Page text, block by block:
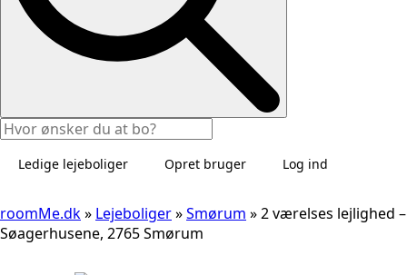
Ledige lejeboliger Opret bruger Log ind
roomMe.dk» Lejeboliger»Smørum »2 værelses lejlighed –
Søagerhusene, 2765 Smørum